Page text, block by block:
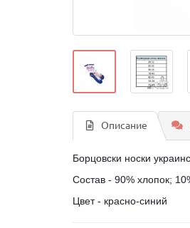
Описание
Борцовски носки
Состав - 90% хлопок;
Цвет - красно-синий